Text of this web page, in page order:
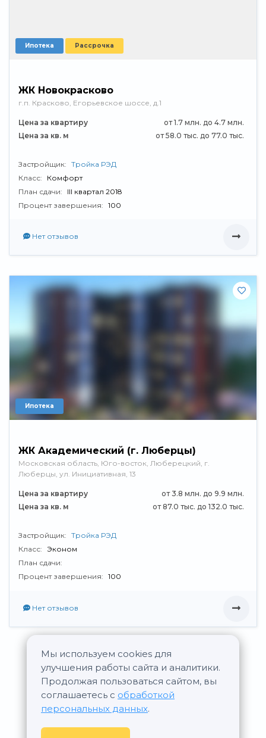
Мы используем cookies для
улучшения работы сайта и аналитики.
Продолжая пользоваться сайтом, вы
соглашаетесь с обработкой
персональных данных.
Ипотека Рассрочка
ЖК Новокрасково
г.п. Красково, Егорьевское шоссе, д.1
Цена за квартиру
от 1.7 млн. до 4.7 млн.
Цена за кв. м
от 58.0 тыс. до 77.0 тыс.
Застройщик: Тройка РЭД
Класс:
Комфорт
План сдачи:
III квартал 2018
Процент завершения: 100
Нет отзывов
Ипотека
ЖК Академический (г. Люберцы)
Московская область, Юго-восток, Люберецкий, г.
Люберцы, ул. Инициативная, 13
Цена за квартиру
от 3.8 млн. до 9.9 млн.
Цена за кв. м
от 87.0 тыс. до 132.0 тыс.
Застройщик: Тройка РЭД
Класс: Эконом
План сдачи:
Процент завершения: 100
Нет отзывов
Все новостройки Тройка РЭД